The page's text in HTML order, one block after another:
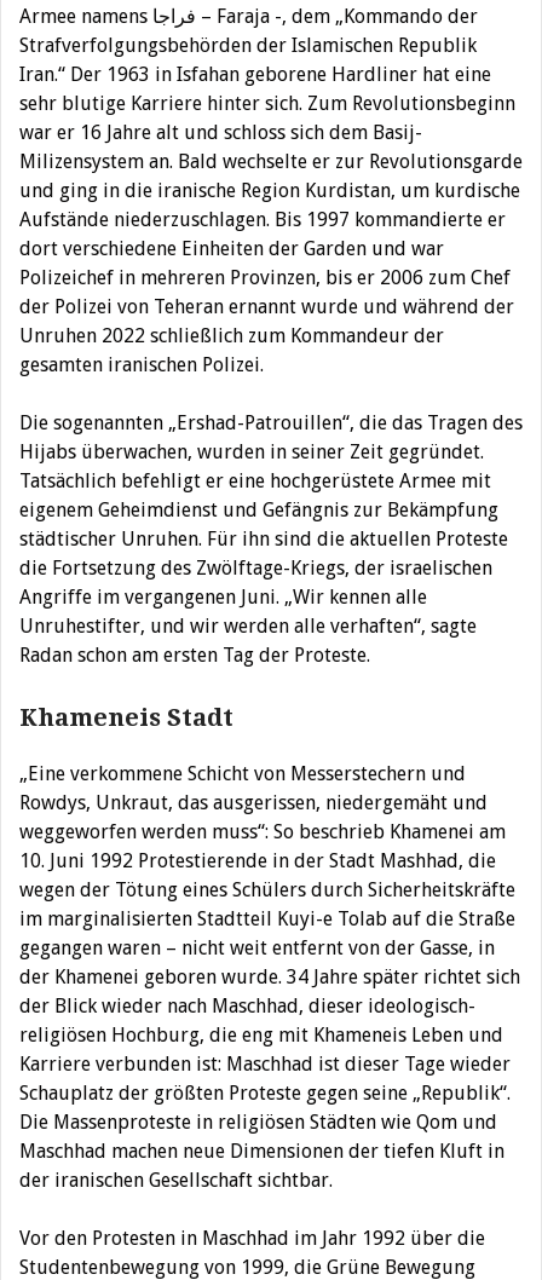
Armee namens فراجا – Faraja -, dem „Kommando der
Strafverfolgungsbehörden der Islamischen Republik
Iran.“ Der 1963 in Isfahan geborene Hardliner hat eine
sehr blutige Karriere hinter sich. Zum Revolutionsbeginn
war er 16 Jahre alt und schloss sich dem Basij-
Milizensystem an. Bald wechselte er zur Revolutionsgarde
und ging in die iranische Region Kurdistan, um kurdische
Aufstände niederzuschlagen. Bis 1997 kommandierte er
dort verschiedene Einheiten der Garden und war
Polizeichef in mehreren Provinzen, bis er 2006 zum Chef
der Polizei von Teheran ernannt wurde und während der
Unruhen 2022 schließlich zum Kommandeur der
gesamten iranischen Polizei.
Die sogenannten „Ershad-Patrouillen“, die das Tragen des
Hijabs überwachen, wurden in seiner Zeit gegründet.
Tatsächlich befehligt er eine hochgerüstete Armee mit
eigenem Geheimdienst und Gefängnis zur Bekämpfung
städtischer Unruhen. Für ihn sind die aktuellen Proteste
die Fortsetzung des Zwölftage-Kriegs, der israelischen
Angriffe im vergangenen Juni. „Wir kennen alle
Unruhestifter, und wir werden alle verhaften“, sagte
Radan schon am ersten Tag der Proteste.
Khameneis Stadt
„Eine verkommene Schicht von Messerstechern und
Rowdys, Unkraut, das ausgerissen, niedergemäht und
weggeworfen werden muss“: So beschrieb Khamenei am
10. Juni 1992 Protestierende in der Stadt Mashhad, die
wegen der Tötung eines Schülers durch Sicherheitskräfte
im marginalisierten Stadtteil Kuyi-e Tolab auf die Straße
gegangen waren – nicht weit entfernt von der Gasse, in
der Khamenei geboren wurde. 34 Jahre später richtet sich
der Blick wieder nach Maschhad, dieser ideologisch-
religiösen Hochburg, die eng mit Khameneis Leben und
Karriere verbunden ist: Maschhad ist dieser Tage wieder
Schauplatz der größten Proteste gegen seine „Republik“.
Die Massenproteste in religiösen Städten wie Qom und
Maschhad machen neue Dimensionen der tiefen Kluft in
der iranischen Gesellschaft sichtbar.
Vor den Protesten in Maschhad im Jahr 1992 über die
Studentenbewegung von 1999, die Grüne Bewegung